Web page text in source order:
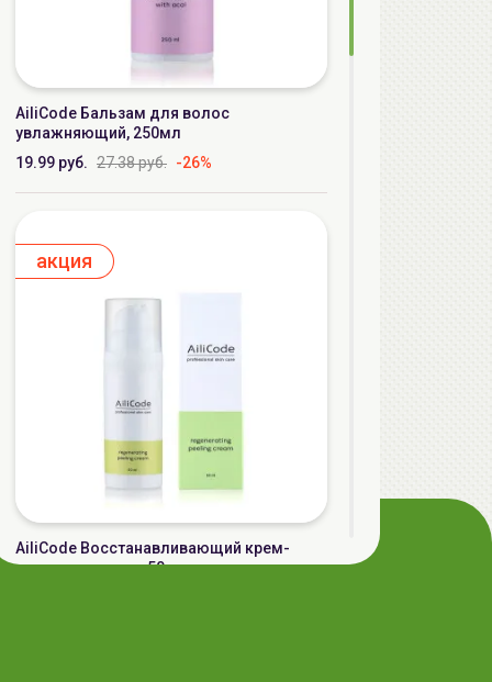
AiliCode Бальзам для волос
увлажняющий, 250мл
19.99 руб. 27.38 руб. -26%
aкция
AiliCode Восстанавливающий крем-
пилинг для лица, 50мл